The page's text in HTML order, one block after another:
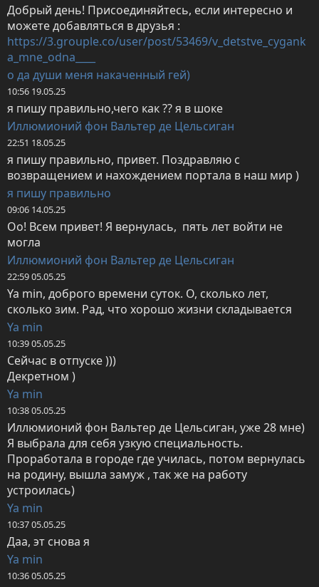
Добрый день! Присоединяйтесь, если интересно и
https://3.grouple.co/user/post/53469/v_detstve_cygank
a_mne_odna____
о да души меня накаченный гей)
10:56 19.05.25
я пишу правильно,чего как ?? я в шоке
Иллюмионий фон Вальтер де Цельсиган
22:51 18.05.25
я пишу правильно, привет. Поздравляю с
возвращением и нахождением портала в наш мир )
я пишу правильно
09:06 14.05.25
Оо! Всем привет! Я вернулась,  пять лет войти не
могла
Иллюмионий фон Вальтер де Цельсиган
22:59 05.05.25
Ya min, доброго времени суток. О, сколько лет,
сколько зим. Рад, что хорошо жизни складывается
Ya min
10:39 05.05.25
Сейчас в отпуске )))
Декретном )
Ya min
10:38 05.05.25
Иллюмионий фон Вальтер де Цельсиган, уже 28 мне)
Я выбрала для себя узкую специальность.
Проработала в городе где училась, потом вернулась
на родину, вышла замуж , так же на работу
устроилась)
Ya min
10:37 05.05.25
Даа, эт снова я
Ya min
10:36 05.05.25